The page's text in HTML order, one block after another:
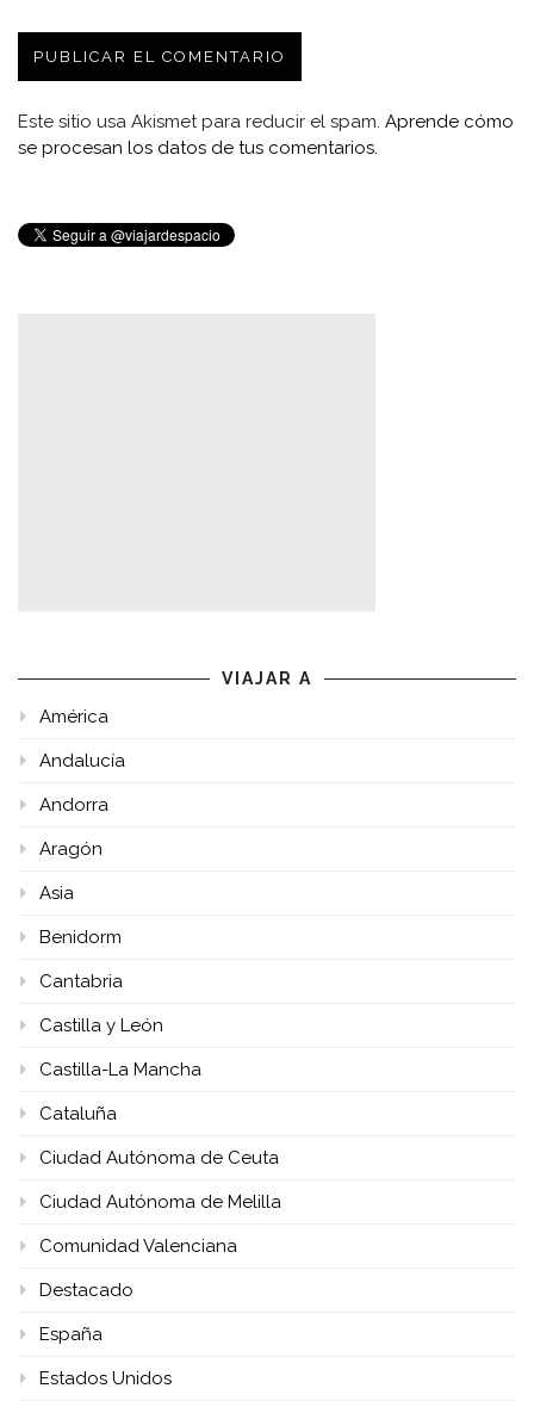
Este sitio usa Akismet para reducir el spam. Aprende cómo
se procesan los datos de tus comentarios.
VIAJAR A
América
Andalucía
Andorra
Aragón
Asia
Benidorm
Cantabria
Castilla y León
Castilla-La Mancha
Cataluña
Ciudad Autónoma de Ceuta
Ciudad Autónoma de Melilla
Comunidad Valenciana
Destacado
España
Estados Unidos